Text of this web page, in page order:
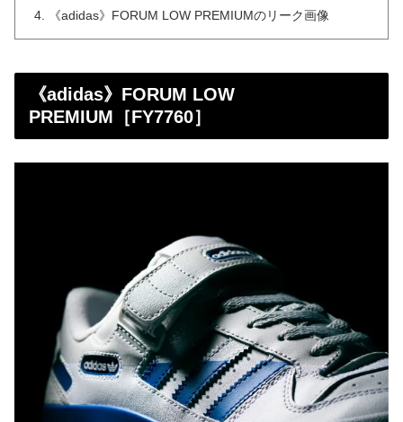
《adidas》FORUM LOW PREMIUMのリーク画像
《adidas》FORUM LOW
PREMIUM［FY7760］